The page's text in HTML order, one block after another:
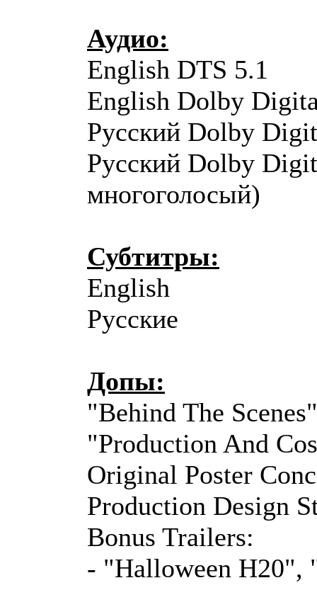
Аудио:
English DTS 5.1
English Dolby
Русский Dolby
Русский Dolby
многоголосый)
Субтитры:
English
Русские
Допы:
"Behind The
"Production And
Original Poster
Production Design
Bonus Trailers:
- "Halloween H20",